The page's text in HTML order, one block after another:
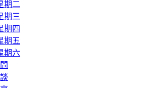
期二
期三
期四
期五
期六